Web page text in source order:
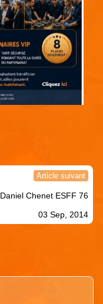
Article suivant
Daniel Chenet ESFF 76
03 Sep, 2014